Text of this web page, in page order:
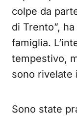
colpe da
di Trento”,
famiglia.
tempestivo,
sono rivelate
Sono state